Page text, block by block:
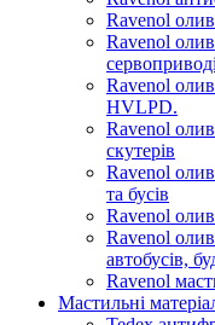
Ravenol
Ravenol
Ravenol
HVLPD.
Ravenol
скутерів
Ravenol
та бусів
Ravenol
Ravenol
автобусів,
Ravenol
Мастильні